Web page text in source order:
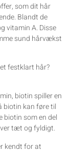
som dit hår
Blandt de
vitamin A. Disse
sund hårvækst
festklart hår?
biotin spiller en
biotin kan føre til
biotin som en del
tæt og fyldigt.
kendt for at